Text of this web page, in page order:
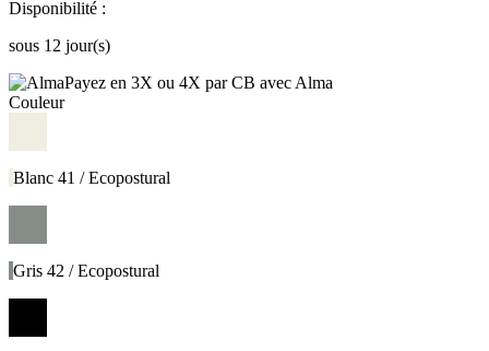
Disponibilité :
sous 12 jour(s)
Payez en 3X ou 4X par CB avec Alma
Couleur
Blanc 41 / Ecopostural
Gris 42 / Ecopostural